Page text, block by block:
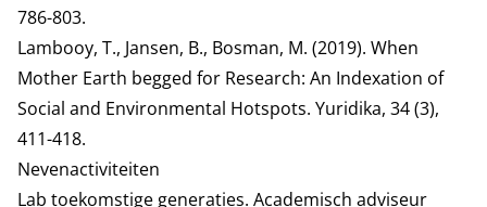
786-803.
Lambooy, T., Jansen, B., Bosman, M. (2019). When
Mother Earth begged for Research: An Indexation of
Social and Environmental Hotspots. Yuridika, 34 (3),
411-418.
Nevenactiviteiten
Lab toekomstige generaties. Academisch adviseur